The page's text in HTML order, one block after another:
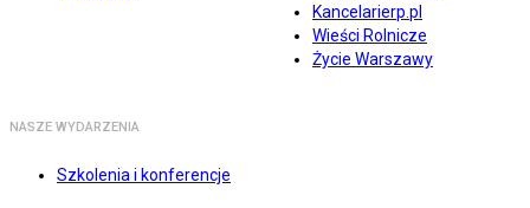
Kancelarierp.pl
Wieści Rolnicze
Życie Warszawy
NASZE WYDARZENIA
Szkolenia i konferencje